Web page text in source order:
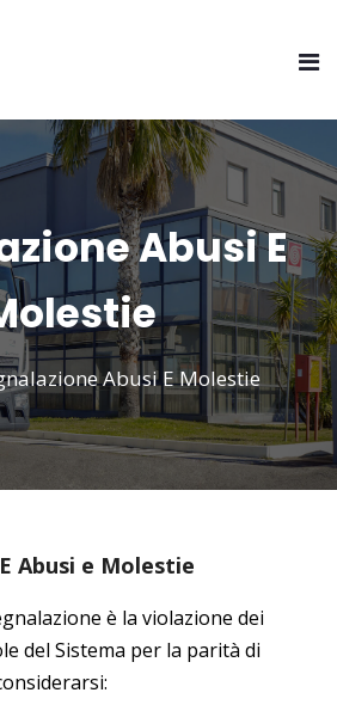
Abusi E
Abusi E Molestie
Abusi e Molestie
è la violazione dei
del Sistema per la parità di